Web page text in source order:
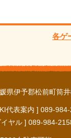
各ゲ
県伊予郡松前町筒
代表案内 ] 089-
ヤル ] 089-984-